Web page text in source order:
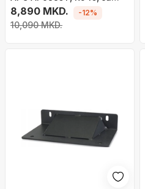
NetBotz
8,890 MKD.
10,090 MKD.
-12%